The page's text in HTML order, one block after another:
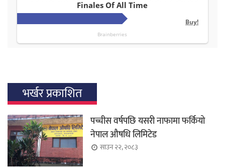
भर्खर प्रकाशित
पच्चीस वर्षपछि यसरी नाफामा फर्कियो
नेपाल औषधि लिमिटेड
साउन २२, २०८३